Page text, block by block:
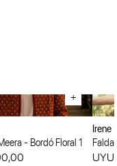
+
- Bordó Floral 1
Irene
Falda